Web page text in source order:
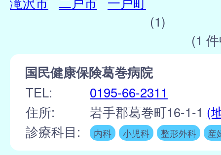
(1)
(1
国民健康保険葛巻病院
TEL:
0195-66-2311
住所:
岩手郡葛巻町16-1-1 (
診療科目:
内科 小児科 整形外科 産